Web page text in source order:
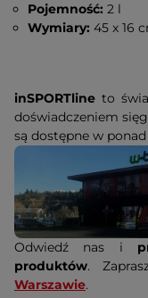
Pojemność: 2 l
Wymiary: 45 x 16
inSPORTline to
doświadczeniem
są dostępne w ponad
Odwiedź nas i
produktów.
Warszawie.